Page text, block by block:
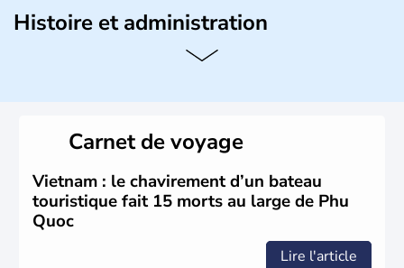
Histoire et administration
Pays d'Asie du Sud-Est situé sur l'est de la péninsule
nom récent de l'ancienne Saïgon.
Carnet de voyage
Vietnam : le chavirement d’un bateau
touristique fait 15 morts au large de Phu
Quoc
Lire l'article